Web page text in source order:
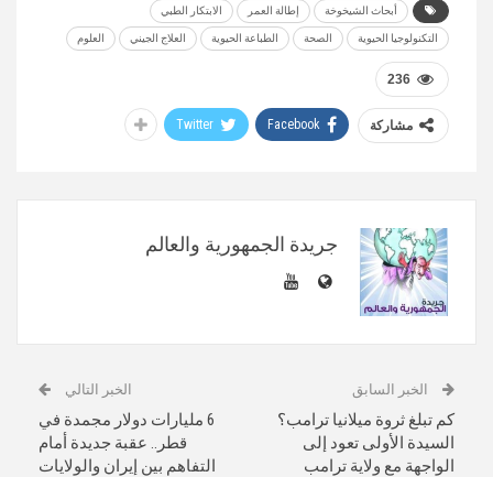
أبحاث الشيخوخة إطالة العمر الابتكار الطبي
التكنولوجيا الحيوية الصحة الطباعة الحيوية العلاج الجيني العلوم
236
مشاركة Facebook
Twitter
جريدة الجمهورية والعالم
الخبر السابق
كم تبلغ ثروة ميلانيا ترامب؟
السيدة الأولى تعود إلى
الواجهة مع ولاية ترامب
الخبر التالي
6 مليارات دولار مجمدة في
قطر.. عقبة جديدة أمام
التفاهم بين إيران والولايات